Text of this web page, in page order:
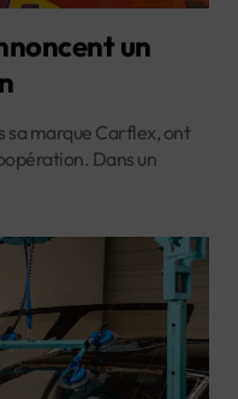
un
sa marque Carflex, ont
Dans un